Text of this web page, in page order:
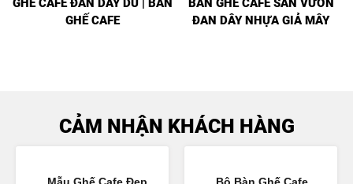
LIÊN HỆ LIÊN HỆ
1.980.000đ
LIÊN HỆ
1.250.000đ
LIÊN HỆ